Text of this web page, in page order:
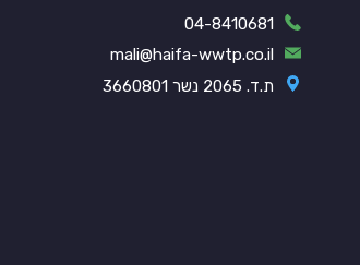
04-8410681
mali@haifa-wwtp.co.il
ת.ד. 2065 נשר 3660801